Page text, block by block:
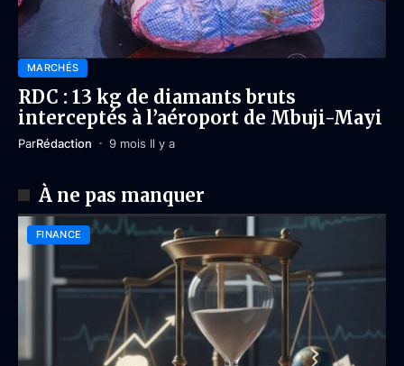
MARCHÉS
RDC : 13 kg de diamants bruts
interceptés à l’aéroport de Mbuji-Mayi
ParRédaction 9 mois Il y a
À ne pas manquer
FINANCE